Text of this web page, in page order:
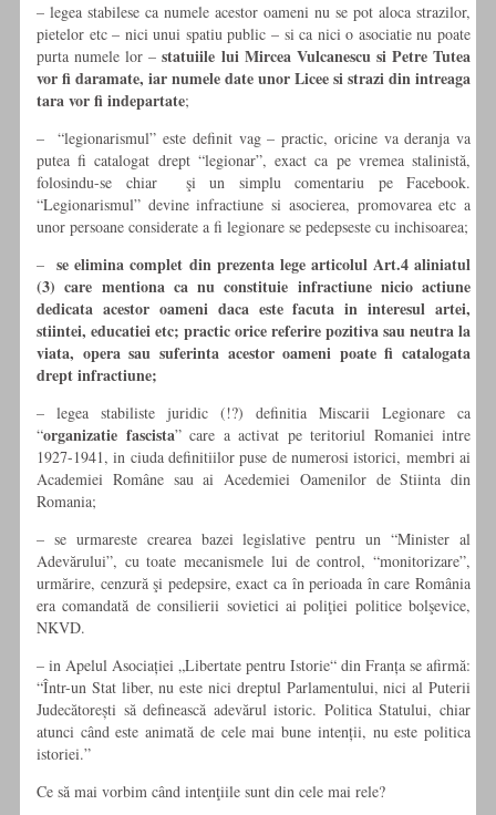
– legea stabilese ca numele acestor oameni nu se pot aloca strazilor,
pietelor etc – nici unui spatiu public – si ca nici o asociatie nu poate
purta numele lor –statuiile lui Mircea Vulcanescu si Petre Tutea
vor fi daramate, iar numele date unor Licee si strazi din intreaga
tara vor fi indepartate;
– “legionarismul” este definit vag – practic, oricine va deranja va
putea fi catalogat drept “legionar”, exact ca pe vremea stalinistă,
folosindu-se chiar şi un simplu comentariu pe Facebook.
“Legionarismul” devine infractiune si asocierea, promovarea etc a
unor persoane considerate a fi legionare se pedepseste cu inchisoarea;
–se elimina complet din prezenta lege articolul Art.4 aliniatul
(3) care mentiona ca nu constituie infractiune nicio actiune
dedicata acestor oameni daca este facuta in interesul artei,
stiintei, educatiei etc; practic orice referire pozitiva sau neutra la
viata, opera sau suferinta acestor oameni poate fi catalogata
drept infractiune;
– legea stabiliste juridic (!?) definitia Miscarii Legionare ca
“organizatie fascista” care a activat pe teritoriul Romaniei intre
1927-1941, in ciuda definitiilor puse de numerosi istorici, membri ai
Academiei Române sau ai Acedemiei Oamenilor de Stiinta din
Romania;
– se urmareste crearea bazei legislative pentru un “Minister al
Adevărului”, cu toate mecanismele lui de control, “monitorizare”,
urmărire, cenzură şi pedepsire, exact ca în perioada în care România
era comandată de consilierii sovietici ai poliţiei politice bolşevice,
NKVD.
– in Apelul Asociației „Libertate pentru Istorie“ din Franța se afirmă:
“Într-un Stat liber, nu este nici dreptul Parlamentului, nici al Puterii
Judecătorești să definească adevărul istoric. Politica Statului, chiar
atunci când este animată de cele mai bune intenții, nu este politica
istoriei.”
Ce să mai vorbim când intenţiile sunt din cele mai rele?